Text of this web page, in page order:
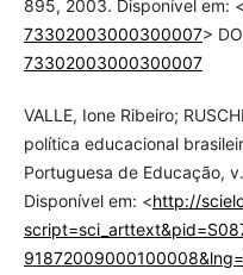
895, 2003. Disponível em: <
73302003000300007>
73302003000300007
VALLE, Ione Ribeiro;
política educacional
Portuguesa de Educação,
Disponível em: <http://